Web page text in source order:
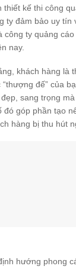
thiết kế thi công
ty đảm bảo uy tín
công ty quảng
nay.
khách hàng là
đế” của
sang trọng
đó góp phần tạo
hàng bị thu hút
hướng phong